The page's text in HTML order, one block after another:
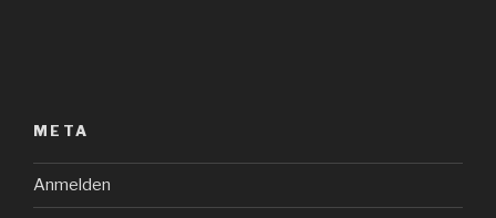
META
Anmelden